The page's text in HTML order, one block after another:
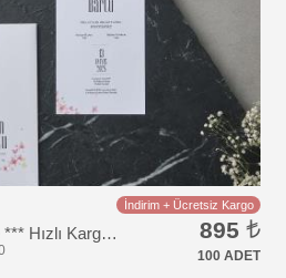
Davetiye Kodu: RS122
İndirim + Ücretsiz Kargo
Kare Zarflı Davetiye *** Hızlı Kargo *** Ucuz Fiyat 895
100 ADET